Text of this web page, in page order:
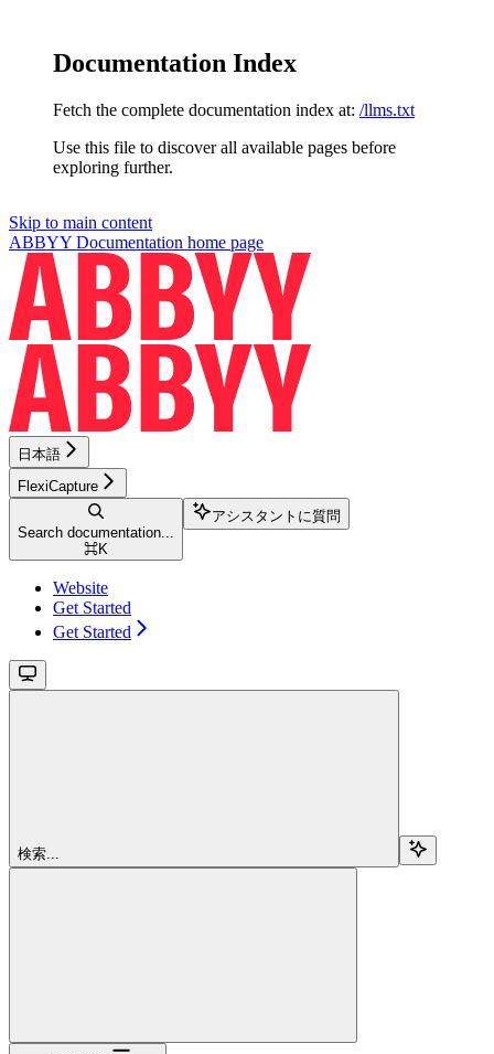
Documentation Index
Fetch the complete documentation index at: /llms.txt
Use this file to discover all available pages before
exploring further.
Skip to main content
ABBYY Documentation home page
日本語
FlexiCapture
Search documentation...
⌘K
アシスタントに質問
Website
Get Started
Get Started
検索...